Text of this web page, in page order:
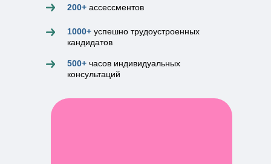
200+ ассессментов
1000+ успешно трудоустроенных
кандидатов
500+ часов индивидуальных
консультаций